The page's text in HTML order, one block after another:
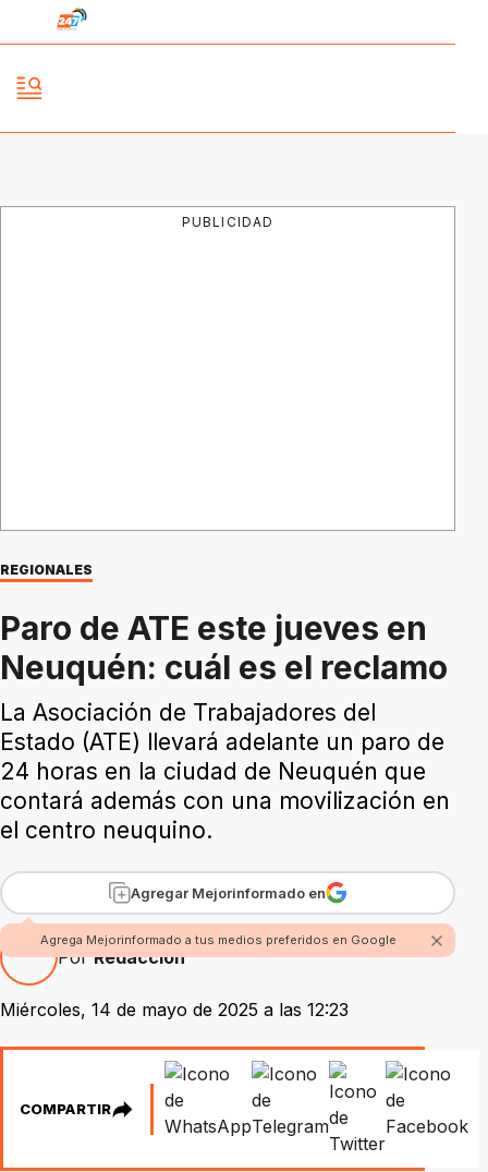
PUBLICIDAD
REGIONALES
Paro de ATE este jueves en
Neuquén: cuál es el reclamo
La Asociación de Trabajadores del
Estado (ATE) llevará adelante un paro de
24 horas en la ciudad de Neuquén que
contará además con una movilización en
el centro neuquino.
Agregar Mejorinformado en
Agrega Mejorinformado a tus medios preferidos en Google
PorRedacción
Miércoles, 14 de mayo de 2025 a las 12:23
COMPARTIR